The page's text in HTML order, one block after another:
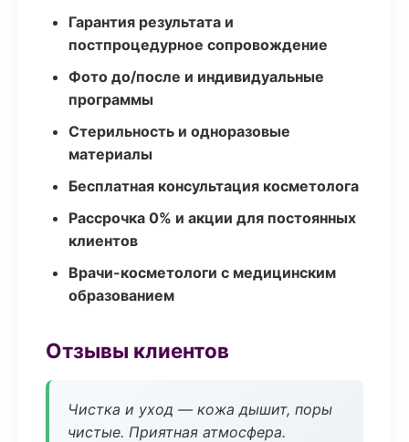
Гарантия результата и
постпроцедурное сопровождение
Фото до/после и индивидуальные
программы
Стерильность и одноразовые
материалы
Бесплатная консультация косметолога
Рассрочка 0% и акции для постоянных
клиентов
Врачи-косметологи с медицинским
образованием
Отзывы клиентов
Чистка и уход — кожа дышит, поры
чистые. Приятная атмосфера.